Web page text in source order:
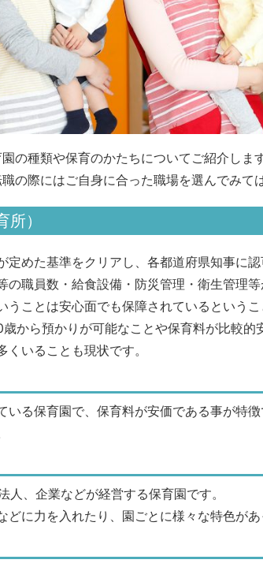
の種類や保育のかたちについてご紹介します
の際にはご自身に合った職場を選んでみて
）
定めた基準をクリアし、各都道府県知事に認
の職員数・給食設備・防災管理・衛生管理
うことは安心面でも保障されているというこ
から預かりが可能なことや保育料が比較的
くいることも現状です。
いる保育園で、保育料が安価である事が特徴
人、企業などが経営する保育園です。
どに力を入れたり、園ごとに様々な特色があ